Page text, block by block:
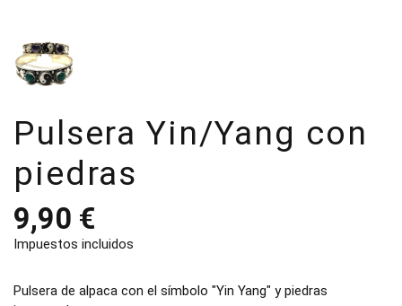
Pulsera Yin/Yang con
piedras
9,90 €
Impuestos incluidos
Pulsera de alpaca con el símbolo "Yin Yang" y piedras